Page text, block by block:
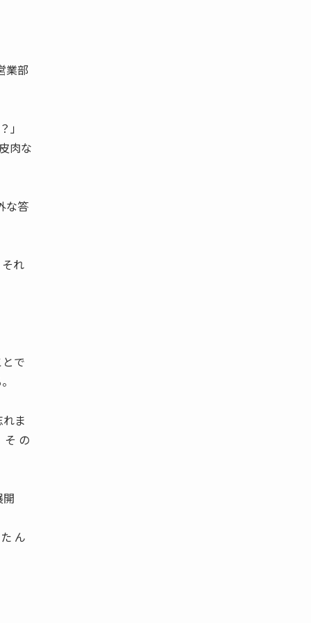
業部
」
肉な
な答
れ
で
ま
そ の
ん